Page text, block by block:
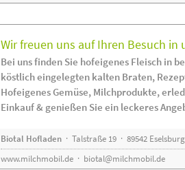
Wir freuen uns auf Ihren Besuch in
Bei uns finden Sie hofeigenes Fleisch in
köstlich eingelegten kalten Braten,
Hofeigenes Gemüse, Milchprodukte,
Einkauf & genießen Sie ein leckeres
Biotal Hofladen· Talstraße 19 · 89542
www.milchmobil.de· biotal@milchmobil.de